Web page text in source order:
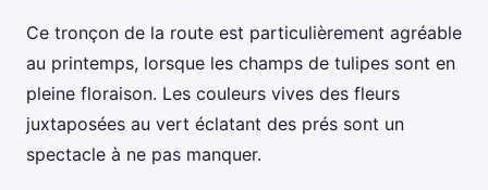
Ce tronçon de la route est particulièrement agréable
au printemps, lorsque les champs de tulipes sont en
pleine floraison. Les couleurs vives des fleurs
juxtaposées au vert éclatant des prés sont un
spectacle à ne pas manquer.